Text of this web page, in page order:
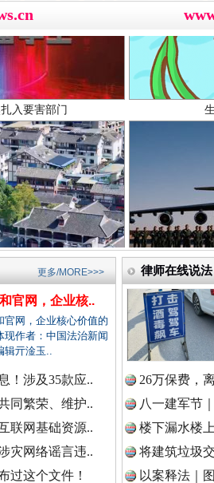
察新闻网.
药新闻网.
业新闻网.
业新闻网.
频新闻网.
政法纪网.
新颜 “
秘密 高速路
官网，企业核..
官网，企业核心价值的
现作者：中国法治新闻
辑亓淦玉..
！涉及35款应..
同繁荣、维护..
联网基础资源..
灾网络谣言违..
过这个文件！
更多/MORE>>> 律师在线说法
26万保费，
八一建军节
楼下漏水楼
将建筑垃圾
以案释法｜